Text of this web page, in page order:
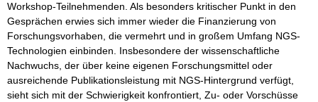
Workshop-Teilnehmenden. Als besonders kritischer Punkt in den
Gesprächen erwies sich immer wieder die Finanzierung von
Forschungsvorhaben, die vermehrt und in großem Umfang NGS-
Technologien einbinden. Insbesondere der wissenschaftliche
Nachwuchs, der über keine eigenen Forschungsmittel oder
ausreichende Publikationsleistung mit NGS-Hintergrund verfügt,
sieht sich mit der Schwierigkeit konfrontiert, Zu- oder Vorschüsse